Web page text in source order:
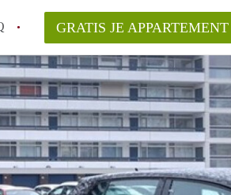
Appartement in Arnhem?
GRATIS JE